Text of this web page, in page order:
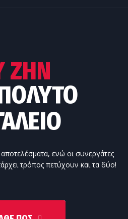
ΖΗΝ
αποτελέσματα, ενώ οι συνεργάτες
τρόπος πετύχουν και τα δύο!